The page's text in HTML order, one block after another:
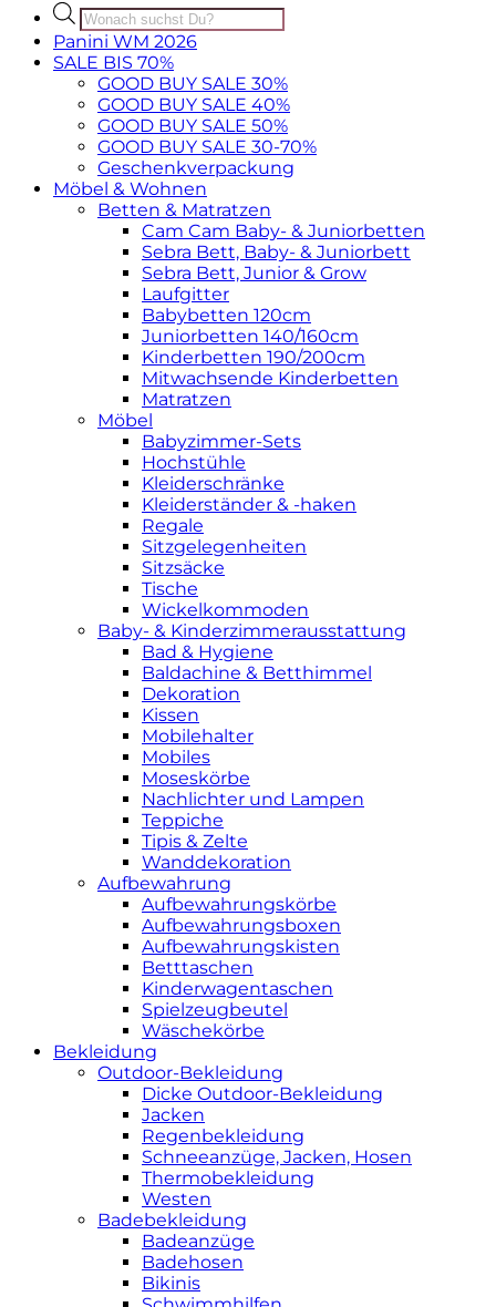
Products
search
Panini WM 2026
SALE BIS 70%
GOOD BUY SALE 30%
GOOD BUY SALE 40%
GOOD BUY SALE 50%
GOOD BUY SALE 30-70%
Geschenkverpackung
Möbel & Wohnen
Betten & Matratzen
Cam Cam Baby- & Juniorbetten
Sebra Bett, Baby- & Juniorbett
Sebra Bett, Junior & Grow
Laufgitter
Babybetten 120cm
Juniorbetten 140/160cm
Kinderbetten 190/200cm
Mitwachsende Kinderbetten
Matratzen
Möbel
Babyzimmer-Sets
Hochstühle
Kleiderschränke
Kleiderständer & -haken
Regale
Sitzgelegenheiten
Sitzsäcke
Tische
Wickelkommoden
Baby- & Kinderzimmerausstattung
Bad & Hygiene
Baldachine & Betthimmel
Dekoration
Kissen
Mobilehalter
Mobiles
Moseskörbe
Nachlichter und Lampen
Teppiche
Tipis & Zelte
Wanddekoration
Aufbewahrung
Aufbewahrungskörbe
Aufbewahrungsboxen
Aufbewahrungskisten
Betttaschen
Kinderwagentaschen
Spielzeugbeutel
Wäschekörbe
Bekleidung
Outdoor-Bekleidung
Dicke Outdoor-Bekleidung
Jacken
Regenbekleidung
Schneeanzüge, Jacken, Hosen
Thermobekleidung
Westen
Badebekleidung
Badeanzüge
Badehosen
Bikinis